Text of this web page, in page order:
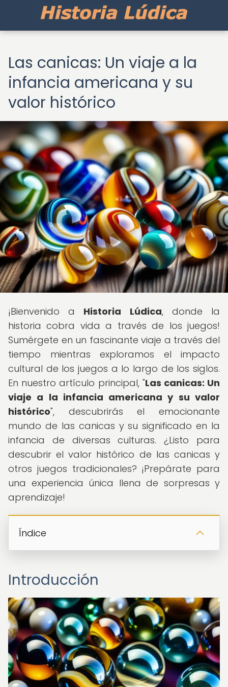
Las canicas: Un viaje a la
infancia americana y su
valor histórico
¡Bienvenido a Historia Lúdica, donde la
historia cobra vida a través de los juegos!
Sumérgete en un fascinante viaje a través del
tiempo mientras exploramos el impacto
cultural de los juegos a lo largo de los siglos.
En nuestro artículo principal, "Las canicas: Un
viaje a la infancia americana y su valor
histórico", descubrirás el emocionante
mundo de las canicas y su significado en la
infancia de diversas culturas. ¿Listo para
descubrir el valor histórico de las canicas y
otros juegos tradicionales? ¡Prepárate para
una experiencia única llena de sorpresas y
aprendizaje!
Índice
Introducción